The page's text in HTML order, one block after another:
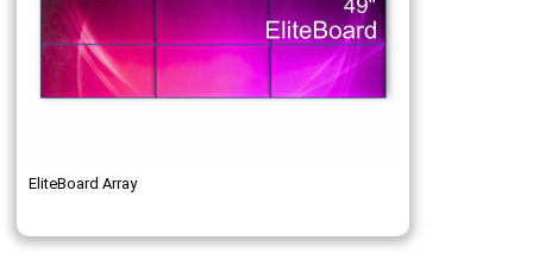
EliteBoard Array